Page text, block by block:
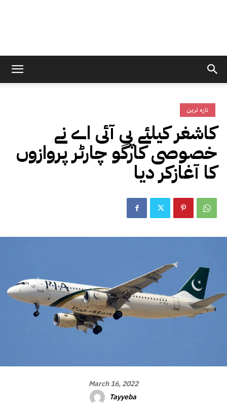
تازہ ترین
کاشغر کیلئے پی آئی اے نے
خصوصی کارگو چارٹر پروازوں
کا آغازکر دیا
March 16, 2022
Tayyeba